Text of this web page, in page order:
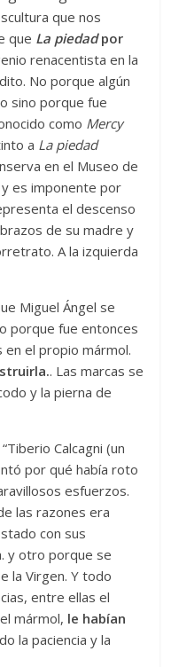
que nos
que La piedadpor
renacentista en la
No porque algún
sino porque fue
como Mercy
a La piedad
en el Museo de
es imponente por
el descenso
de su madre y
A la izquierda
Miguel Ángel se
porque fue entonces
en el propio mármol.
. Las marcas se
y la pierna de
Calcagni (un
por qué había roto
esfuerzos.
las razones era
con sus
y otro porque se
la Virgen. Y todo
entre ellas el
mármol, le habían
la paciencia y la